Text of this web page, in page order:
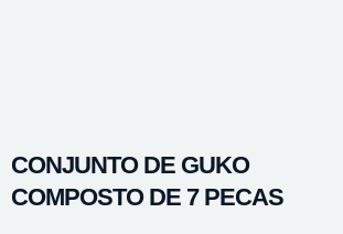
CONJUNTO DE GUKO
COMPOSTO DE 7 PECAS